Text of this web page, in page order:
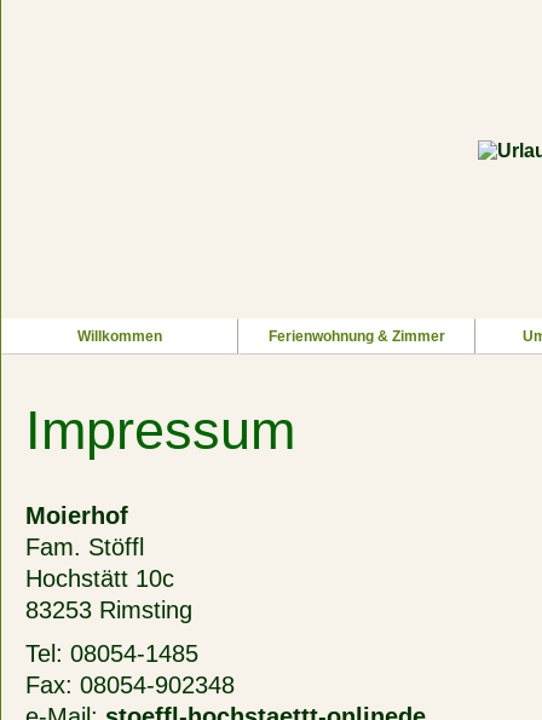
Willkommen Ferienwohnung & Zimmer
Impressum
Moierhof
Fam. Stöffl
Hochstätt 10c
83253 Rimsting
Tel: 08054-1485
Fax: 08054-902348